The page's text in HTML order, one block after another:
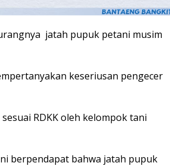
jatah pupuk petani musim
keseriusan pengecer
RDKK oleh kelompok tani
berpendapat bahwa jatah pupuk